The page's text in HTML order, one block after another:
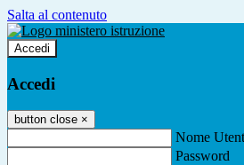
Salta al contenuto
Accedi
Accedi
button close ×
Nome
Password